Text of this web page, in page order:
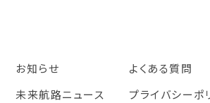
お知らせ
未来航路ニュース
よくある質問
プライバシーポ